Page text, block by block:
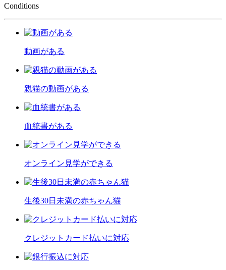
Conditions
動画がある
親猫の動画がある
血統書がある
オンライン見学ができる
生後30日未満の赤ちゃん猫
クレジットカード払いに対応